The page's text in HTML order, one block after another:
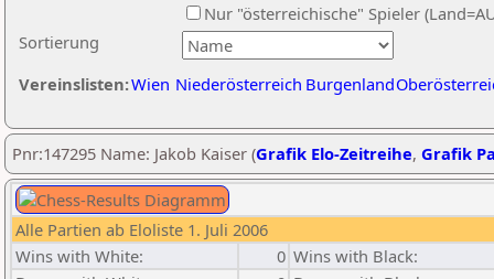
Sortierung
Nur "österreichische" Spieler
Vereinslisten:Wien Niederösterreich Burgenland
Pnr:147295 Name: Jakob Kaiser (Grafik Elo-Zeitreihe, Grafik
Alle Partien ab Eloliste 1. Juli 2006
Wins with White:
0 Wins with Black: